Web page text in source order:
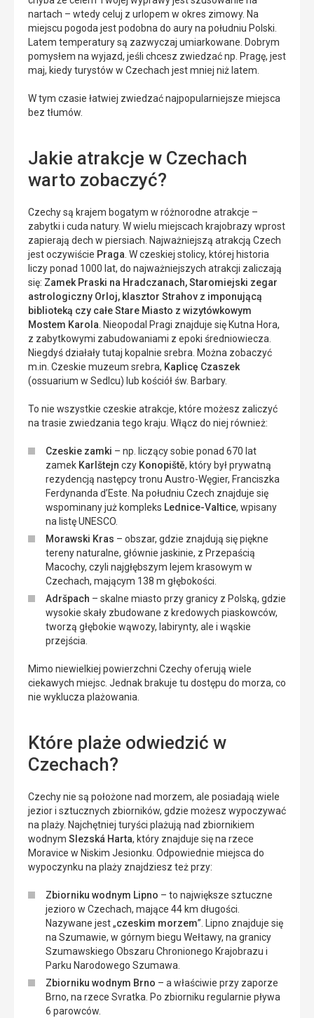
nartach – wtedy celuj z urlopem w okres zimowy. Na
miejscu pogoda jest podobna do aury na południu Polski.
Latem temperatury są zazwyczaj umiarkowane. Dobrym
pomysłem na wyjazd, jeśli chcesz zwiedzać np. Pragę, jest
maj, kiedy turystów w Czechach jest mniej niż latem.
W tym czasie łatwiej zwiedzać najpopularniejsze miejsca
bez tłumów.
Jakie atrakcje w Czechach
warto zobaczyć?
Czechy są krajem bogatym w różnorodne atrakcje –
zabytki i cuda natury. W wielu miejscach krajobrazy wprost
zapierają dech w piersiach. Najważniejszą atrakcją Czech
jest oczywiście Praga . W czeskiej stolicy, której historia
liczy ponad 1000 lat, do najważniejszych atrakcji zaliczają
się: Zamek Praski na Hradczanach, Staromiejski zegar
astrologiczny Orloj, klasztor Strahov z imponującą
biblioteką czy całe Stare Miasto z wizytówkowym
Mostem Karola . Nieopodal Pragi znajduje się Kutna Hora,
z zabytkowymi zabudowaniami z epoki średniowiecza.
Niegdyś działały tutaj kopalnie srebra. Można zobaczyć
m.in. Czeskie muzeum srebra, Kaplicę Czaszek
(ossuarium w Sedlcu) lub kościół św. Barbary.
To nie wszystkie czeskie atrakcje, które możesz zaliczyć
na trasie zwiedzania tego kraju. Włącz do niej również:
Czeskie zamki – np. liczący sobie ponad 670 lat
zamek Karlštejn czy Konopiště, który był prywatną
rezydencją następcy tronu Austro-Węgier, Franciszka
Ferdynanda d’Este. Na południu Czech znajduje się
wspominany już kompleks Lednice-Valtice, wpisany
na listę UNESCO.
Morawski Kras – obszar, gdzie znajdują się piękne
tereny naturalne, głównie jaskinie, z Przepaścią
Macochy, czyli najgłębszym lejem krasowym w
Czechach, mającym 138 m głębokości.
Adršpach – skalne miasto przy granicy z Polską, gdzie
wysokie skały zbudowane z kredowych piaskowców,
tworzą głębokie wąwozy, labirynty, ale i wąskie
przejścia.
Mimo niewielkiej powierzchni Czechy oferują wiele
ciekawych miejsc. Jednak brakuje tu dostępu do morza, co
nie wyklucza plażowania.
Które plaże odwiedzić w
Czechach?
Czechy nie są położone nad morzem, ale posiadają wiele
jezior i sztucznych zbiorników, gdzie możesz wypoczywać
na plaży. Najchętniej turyści plażują nad zbiornikiem
wodnym Slezská Harta, który znajduje się na rzece
Moravice w Niskim Jesionku. Odpowiednie miejsca do
wypoczynku na plaży znajdziesz też przy:
Zbiorniku wodnym Lipno – to największe sztuczne
jezioro w Czechach, mające 44 km długości.
Nazywane jest „czeskim morzem”. Lipno znajduje się
na Szumawie, w górnym biegu Wełtawy, na granicy
Szumawskiego Obszaru Chronionego Krajobrazu i
Parku Narodowego Szumawa.
Zbiorniku wodnym Brno – a właściwie przy zaporze
Brno, na rzece Svratka. Po zbiorniku regularnie pływa
6 parowców.